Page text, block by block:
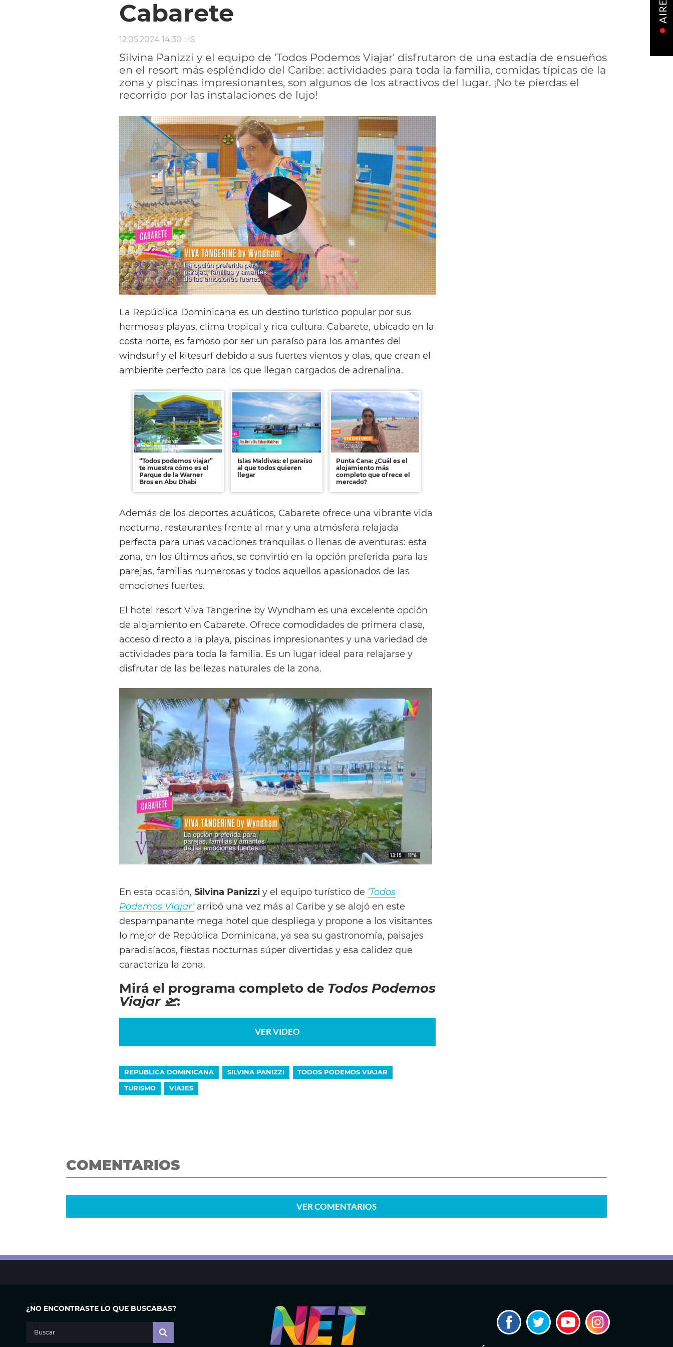
Cabarete
12.05.2024 14:30 HS
Silvina Panizzi y el equipo de 'Todos Podemos Viajar' disfrutaron de una estadía de ensueños
en el resort más espléndido del Caribe: actividades para toda la familia, comidas típicas de la
zona y piscinas impresionantes, son algunos de los atractivos del lugar. ¡No te pierdas el
recorrido por las instalaciones de lujo!
La República Dominicana es un destino turístico popular por sus
hermosas playas, clima tropical y rica cultura. Cabarete, ubicado en la
costa norte, es famoso por ser un paraíso para los amantes del
windsurf y el kitesurf debido a sus fuertes vientos y olas, que crean el
ambiente perfecto para los que llegan cargados de adrenalina.
“Todos podemos viajar”
te muestra cómo es el
Parque de la Warner
Bros en Abu Dhabi
Islas Maldivas: el paraíso
al que todos quieren
llegar
Punta Cana: ¿Cuál es el
alojamiento más
completo que ofrece el
mercado?
Además de los deportes acuáticos, Cabarete ofrece una vibrante vida
nocturna, restaurantes frente al mar y una atmósfera relajada
perfecta para unas vacaciones tranquilas o llenas de aventuras: esta
zona, en los últimos años, se convirtió en la opción preferida para las
parejas, familias numerosas y todos aquellos apasionados de las
emociones fuertes.
El hotel resort Viva Tangerine by Wyndham es una excelente opción
de alojamiento en Cabarete. Ofrece comodidades de primera clase,
acceso directo a la playa, piscinas impresionantes y una variedad de
actividades para toda la familia. Es un lugar ideal para relajarse y
disfrutar de las bellezas naturales de la zona.
En esta ocasión, Silvina Panizzi y el equipo turístico de ‘Todos
Podemos Viajar’arribó una vez más al Caribe y se alojó en este
despampanante mega hotel que despliega y propone a los visitantes
lo mejor de República Dominicana, ya sea su gastronomía, paisajes
paradisíacos, fiestas nocturnas súper divertidas y esa calidez que
caracteriza la zona.
Mirá el programa completo de Todos Podemos
Viajar 🛫:
VER VIDEO
REPUBLICA DOMINICANA SILVINA PANIZZI
TODOS PODEMOS VIAJAR
TURISMO
VIAJES
COMENTARIOS
VERCOMENTARIOS
¿NO ENCONTRASTE LO QUE BUSCABAS?
AIRE